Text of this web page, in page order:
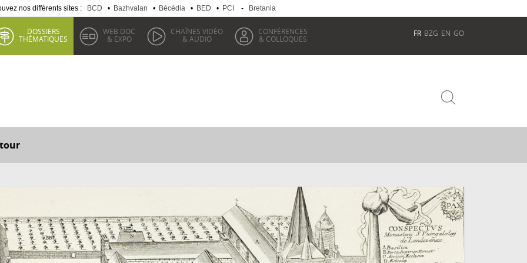
nos différents sites : BCD • Bazhvalan • Bécédia • BED • PCI - Bretania
DOSSIERS
THÉMATIQUES
WEB DOC
& EXPO
CHAÎNES VIDÉO
& AUDIO
CONFÉRENCES
& COLLOQUES
FR BZG EN GO